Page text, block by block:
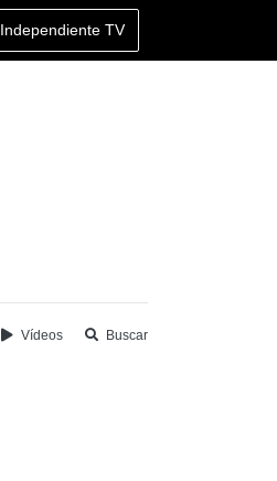
Independiente TV
Vídeos Buscar